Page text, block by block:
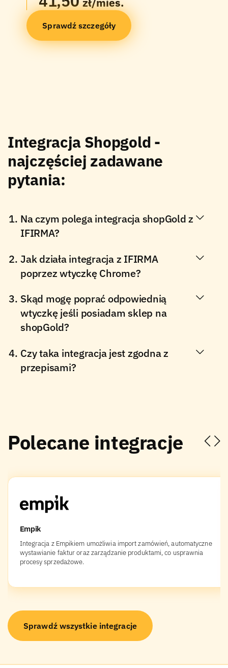
zł/mies.
Sprawdź szczegóły
Integracja Shopgold -
najczęściej zadawane
pytania:
Na czym polega integracja shopGold z
IFIRMA?
Jak działa integracja z IFIRMA
poprzez wtyczkę Chrome?
Skąd mogę poprać odpowiednią
wtyczkę jeśli posiadam sklep na
shopGold?
Czy taka integracja jest zgodna z
przepisami?
Polecane integracje
Empik
Integracja z Empikiem umożliwia import zamówień, automatyczne
wystawianie faktur oraz zarządzanie produktami, co usprawnia
procesy sprzedażowe.
Sprawdź wszystkie integracje